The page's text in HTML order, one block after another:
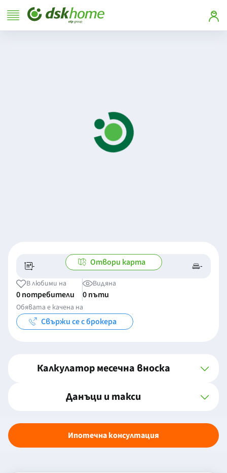
- -/- -
Отвори карта
В любими на
0 потребители
Видяна
0 пъти
Обявата е качена на
Свържи се с брокера
Калкулатор месечна вноска
Данъци и такси
Ипотечна консултация